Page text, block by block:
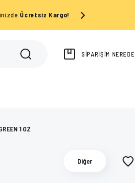
Ücretsiz Kargo!
SİPARİŞİM
1 OZ
Diğer